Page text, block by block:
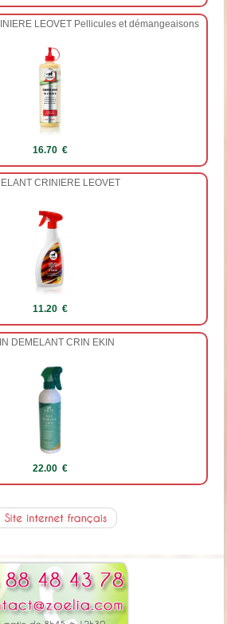
LEOVET Pellicules et démangeaisons
16.70 €
CRINIERE LEOVET
11.20 €
DEMELANT CRIN EKIN
22.00 €